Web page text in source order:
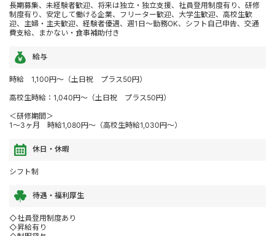
長期募集、未経験者歓迎、将来は独立・独立支援、社員登用制度有り、研修
制度有り、安定して働ける企業、フリーター歓迎、大学生歓迎、高校生歓
迎、主婦・主夫歓迎、経験者優遇、週1日～勤務OK、シフト自己申告、交通
費支給、まかない・食事補助付き
給与
時給 1,100円～（土日祝 プラス50円）
高校生時給：1,040円～（土日祝 プラス50円）
＜研修期間＞
1～3ヶ月 時給1,080円～（高校生時給1,030円～）
休日・休暇
シフト制
待遇・福利厚生
◇社員登用制度あり
◇昇給有り